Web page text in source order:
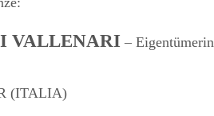
VALLENARI – Eigentümerin
(ITALIA)